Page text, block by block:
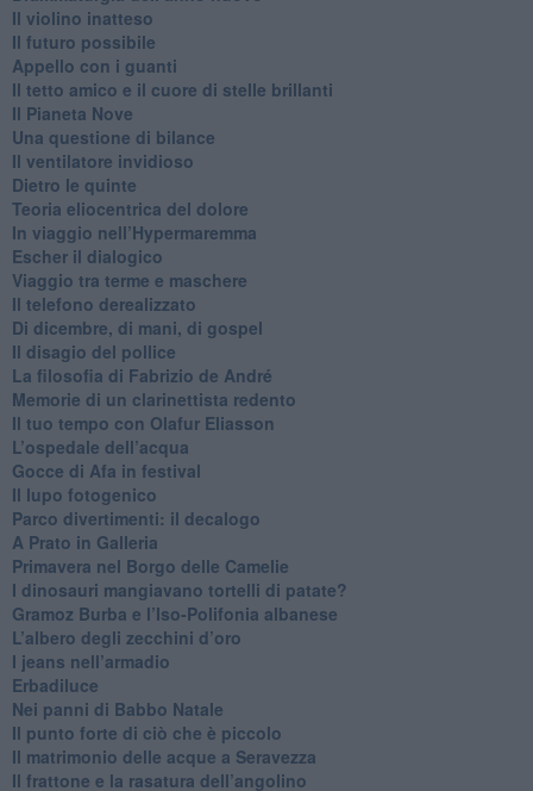
​Il violino inatteso
​Il futuro possibile
​Appello con i guanti
​Il tetto amico e il cuore di stelle brillanti
​Il Pianeta Nove
​Una questione di bilance
​Il ventilatore invidioso
​Dietro le quinte
​Teoria eliocentrica del dolore
In viaggio nell’Hypermaremma
​Escher il dialogico
​Viaggio tra terme e maschere
Il telefono derealizzato
​Di dicembre, di mani, di gospel
​Il disagio del pollice
​La filosofia di Fabrizio de André
Memorie di un clarinettista redento
​Il tuo tempo con Olafur Eliasson
​L’ospedale dell’acqua
​Gocce di Afa in festival
​Il lupo fotogenico
​Parco divertimenti: il decalogo
​A Prato in Galleria
​Primavera nel Borgo delle Camelie
I dinosauri mangiavano tortelli di patate?
​Gramoz Burba e l’Iso-Polifonia albanese
L’albero degli zecchini d’oro
​I jeans nell’armadio
Erbadiluce
Nei panni di Babbo Natale
​Il punto forte di ciò che è piccolo
​Il matrimonio delle acque a Seravezza
​Il frattone e la rasatura dell’angolino